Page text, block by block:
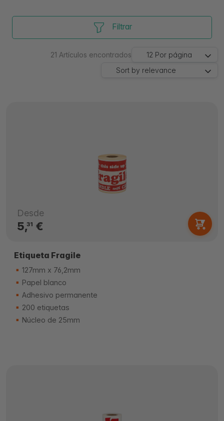
Filtrar
21 Artículos encontrados 12 Por página
Sort by relevance
Desde
5,31 €
Etiqueta Fragile
127mm x 76,2mm
Papel blanco
Adhesivo permanente
200 etiquetas
Núcleo de 25mm